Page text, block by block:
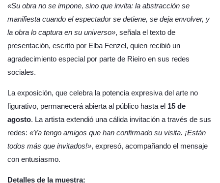
«Su obra no se impone, sino que invita: la abstracción se
manifiesta cuando el espectador se detiene, se deja envolver, y
la obra lo captura en su universo», señala el texto de
presentación, escrito por Elba Fenzel, quien recibió un
agradecimiento especial por parte de Rieiro en sus redes
sociales.
La exposición, que celebra la potencia expresiva del arte no
figurativo, permanecerá abierta al público hasta el 15 de
agosto. La artista extendió una cálida invitación a través de sus
redes: «Ya tengo amigos que han confirmado su visita. ¡Están
todos más que invitados!», expresó, acompañando el mensaje
con entusiasmo.
Detalles de la muestra: